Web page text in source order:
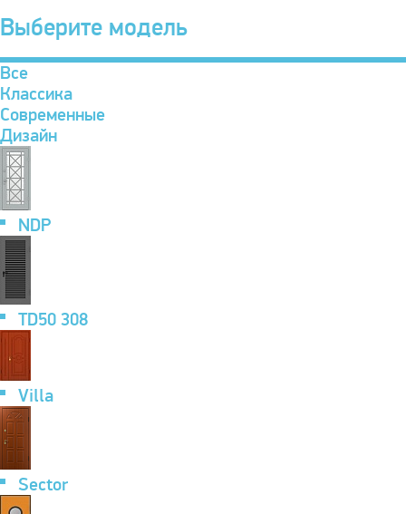
Выберите модель
Все
Классика
Современные
Дизайн
NDP
TD50 308
Villa
Sector